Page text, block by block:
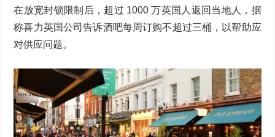
在放宽封锁限制后，超过 1000 万英国人返回当地人，据
称喜力英国公司告诉酒吧每周订购不超过三桶，以帮助应
对供应问题。